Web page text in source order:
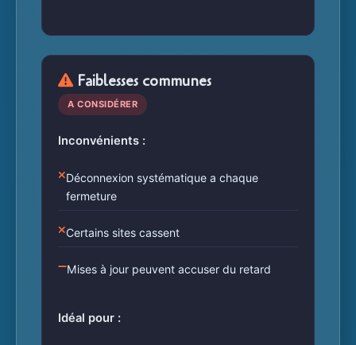
Faiblesses communes
A CONSIDÉRER
Inconvénients :
Déconnexion systématique a chaque
fermeture
Certains sites cassent
Mises à jour peuvent accuser du retard
Idéal pour :